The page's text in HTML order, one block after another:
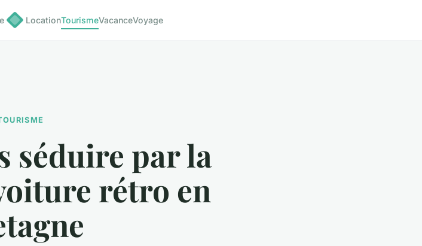
LocationTourismeVacanceVoyage
séduire par la
rétro en